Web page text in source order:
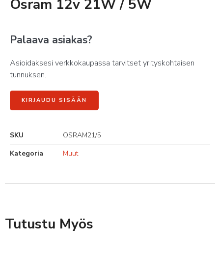
Osram 12v 21W / 5W
Palaava asiakas?
Asioidaksesi verkkokaupassa tarvitset yrityskohtaisen
tunnuksen.
KIRJAUDU SISÄÄN
SKU
OSRAM21/5
Kategoria
Muut
Tutustu Myös